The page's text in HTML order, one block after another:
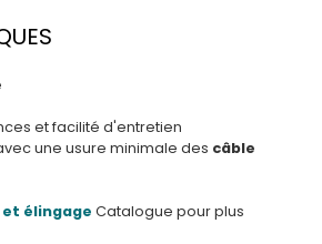
et facilité d'entretien
une usure minimale des câble
élingage Catalogue pour plus